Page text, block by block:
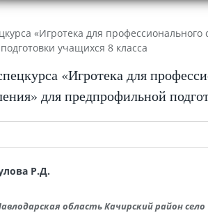
«Игротека для
для предпрофильной
Р.Д.
область Качирский район